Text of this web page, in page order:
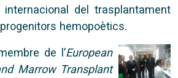
internacional del trasplantament
hemopoètics.
de l’European
Marrow Transplant